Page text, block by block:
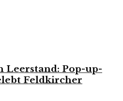
Leerstand: Pop-up-
Feldkircher